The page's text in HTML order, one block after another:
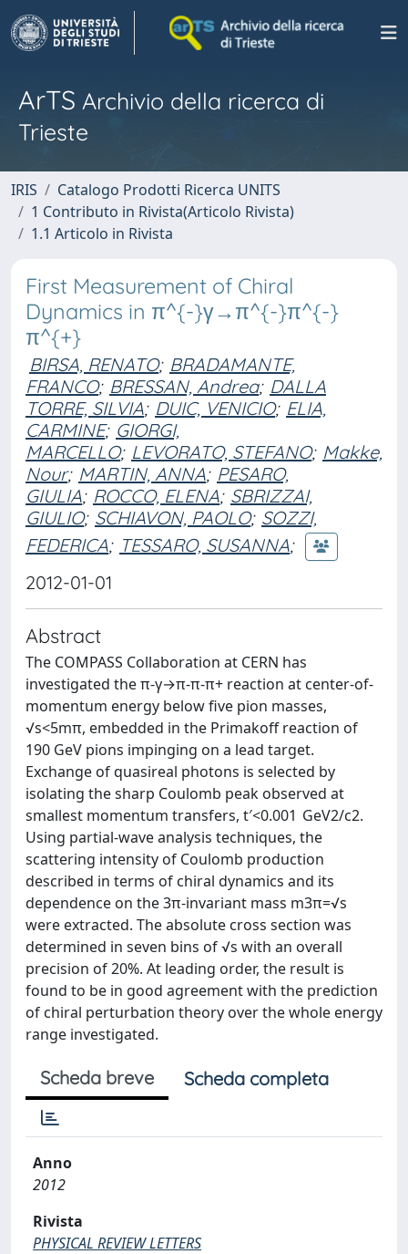
ArTS Archivio della ricerca di
Trieste
IRIS
Catalogo Prodotti Ricerca UNITS
1 Contributo in Rivista(Articolo Rivista)
1.1 Articolo in Rivista
First Measurement of Chiral
Dynamics in π^{-}γ→π^{-}π^{-}
π^{+}
BIRSA, RENATO; BRADAMANTE,
FRANCO; BRESSAN, Andrea; DALLA
TORRE, SILVIA; DUIC, VENICIO; ELIA,
CARMINE; GIORGI,
MARCELLO; LEVORATO, STEFANO; Makke,
Nour; MARTIN, ANNA; PESARO,
GIULIA; ROCCO, ELENA; SBRIZZAI,
GIULIO; SCHIAVON, PAOLO; SOZZI,
FEDERICA; TESSARO, SUSANNA;
2012-01-01
Abstract
The COMPASS Collaboration at CERN has
investigated the π-γ→π-π-π+ reaction at center-of-
momentum energy below five pion masses,
√s<5mπ, embedded in the Primakoff reaction of
190 GeV pions impinging on a lead target.
Exchange of quasireal photons is selected by
isolating the sharp Coulomb peak observed at
smallest momentum transfers, t′<0.001 GeV2/c2.
Using partial-wave analysis techniques, the
scattering intensity of Coulomb production
described in terms of chiral dynamics and its
dependence on the 3π-invariant mass m3π=√s
were extracted. The absolute cross section was
determined in seven bins of √s with an overall
precision of 20%. At leading order, the result is
found to be in good agreement with the prediction
of chiral perturbation theory over the whole energy
range investigated.
Scheda breve Scheda completa
Anno
2012
Rivista
PHYSICAL REVIEW LETTERS